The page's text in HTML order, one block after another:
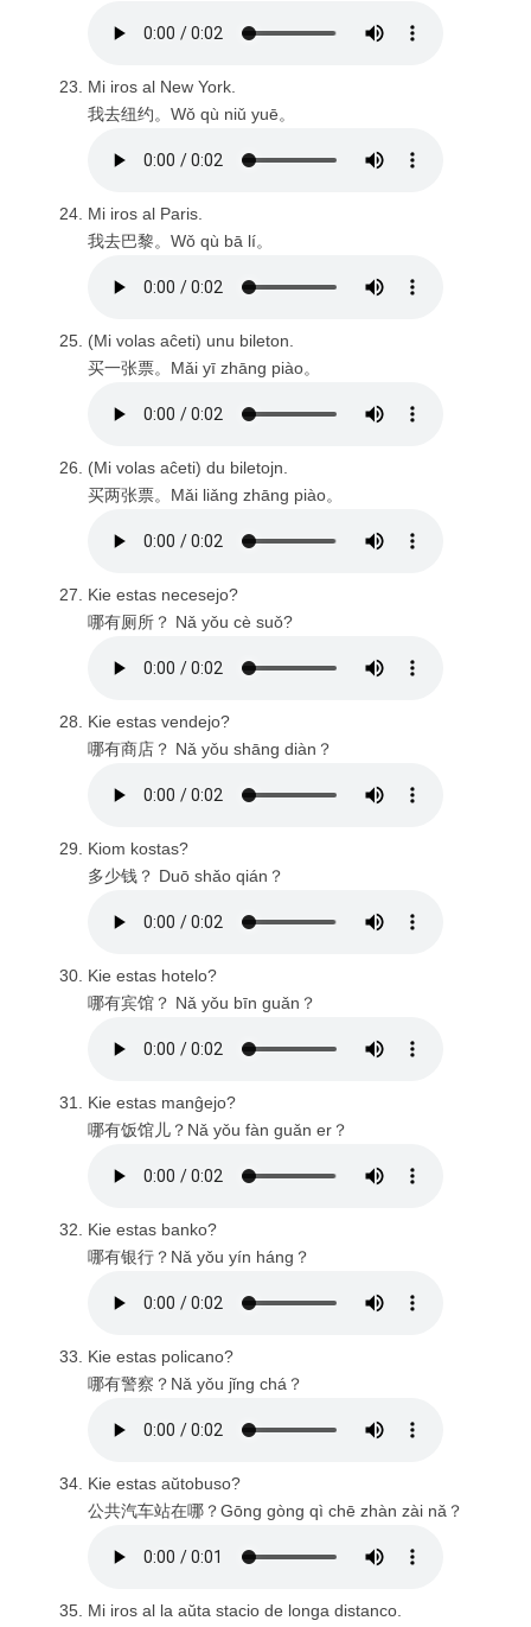
Mi iros al New York.
我去纽约。Wǒ qù niǔ yuē。
Mi iros al Paris.
我去巴黎。Wǒ qù bā lí。
(Mi volas aĉeti) unu bileton.
买一张票。Mǎi yī zhāng piào。
(Mi volas aĉeti) du biletojn.
买两张票。Mǎi liǎng zhāng piào。
Kie estas necesejo?
哪有厕所？ Nǎ yǒu cè suǒ?
Kie estas vendejo?
哪有商店？ Nǎ yǒu shāng diàn？
Kiom kostas?
多少钱？ Duō shǎo qián？
Kie estas hotelo?
哪有宾馆？ Nǎ yǒu bīn guǎn？
Kie estas manĝejo?
哪有饭馆儿？Nǎ yǒu fàn guǎn er？
Kie estas banko?
哪有银行？Nǎ yǒu yín háng？
Kie estas policano?
哪有警察？Nǎ yǒu jǐng chá？
Kie estas aŭtobuso?
公共汽车站在哪？Gōng gòng qì chē zhàn zài nǎ？
Mi iros al la aŭta stacio de longa distanco.